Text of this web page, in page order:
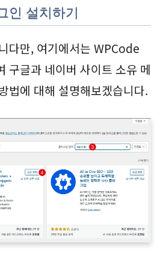
인 설치하기
다만, 여기에서는 WPCode
구글과 네이버 사이트 소유 메
법에 대해 설명해보겠습니다.